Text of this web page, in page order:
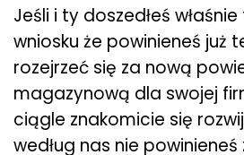
Jeśli i ty doszedłeś
wniosku że powinieneś już
rozejrzeć się za nową
magazynową dla swojej
ciągle znakomicie się
według nas nie